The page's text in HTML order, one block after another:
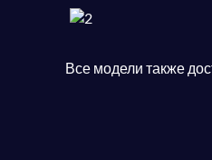
Все модели также